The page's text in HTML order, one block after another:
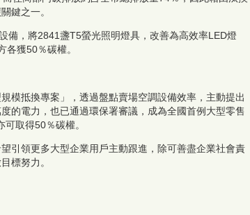
鍵之一。
備，將2841盞T5螢光照明燈具，改善為高效率LED燈
獲50％碳權。
模抵換專案」，透過盤點賣場空調設備效率，主動提出
的電力，也已通過環保署審議，成為全國首例大型零售
取得50％碳權。
引領更多大型企業用戶主動跟進，除可善盡企業社會責
標努力。